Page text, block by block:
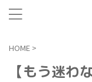
HOME >
【もう迷わ